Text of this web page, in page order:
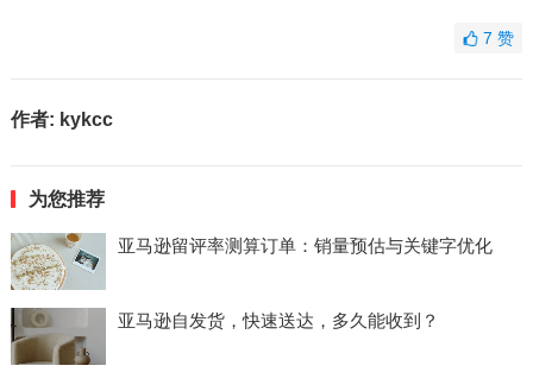
7赞
作者: kykcc
为您推荐
亚马逊留评率测算订单：销量预估与关键字优化
亚马逊自发货，快速送达，多久能收到？